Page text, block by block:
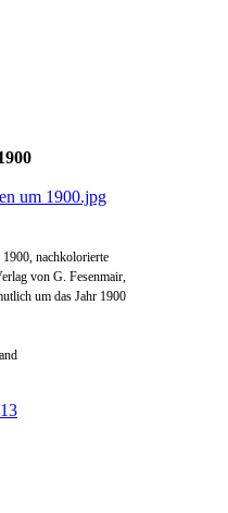
nachkolorierte
von G. Fesenmair,
um das Jahr 1900